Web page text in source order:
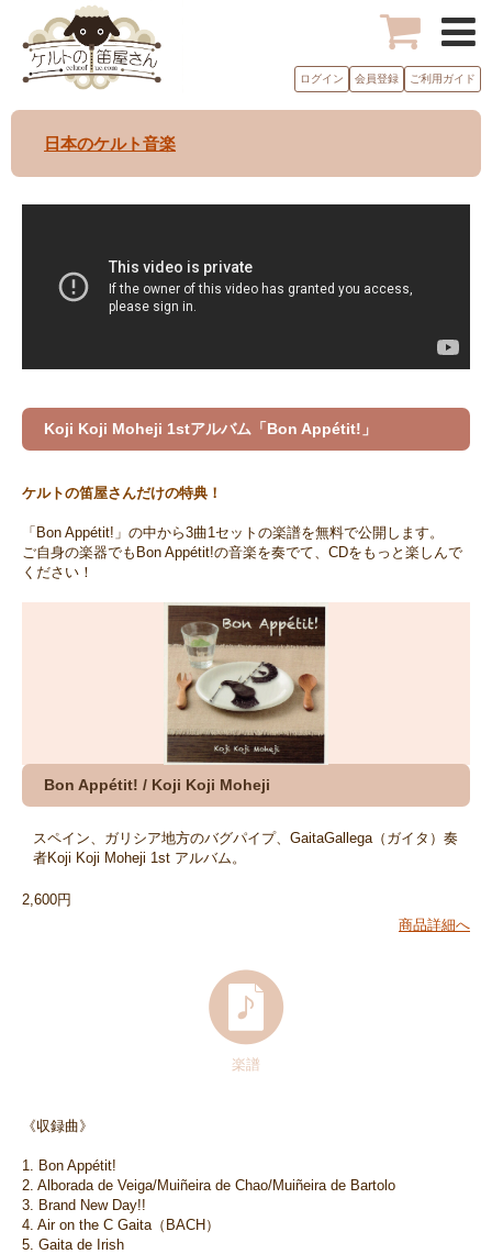
ログイン 会員登録 ご利用ガイド
日本のケルト音楽
Koji Koji Moheji 1stアルバム「Bon Appétit!」
ケルトの笛屋さんだけの特典！
「Bon Appétit!」の中から3曲1セットの楽譜を無料で公開します。
ご自身の楽器でもBon Appétit!の音楽を奏でて、CDをもっと楽しんで
ください！
Bon Appétit! / Koji Koji Moheji
スペイン、ガリシア地方のバグパイプ、GaitaGallega（ガイタ）奏
者Koji Koji Moheji 1st アルバム。
2,600円
商品詳細へ
楽譜
《収録曲》
1. Bon Appétit!
2. Alborada de Veiga/Muiñeira de Chao/Muiñeira de Bartolo
3. Brand New Day!!
4. Air on the C Gaita（BACH）
5. Gaita de Irish